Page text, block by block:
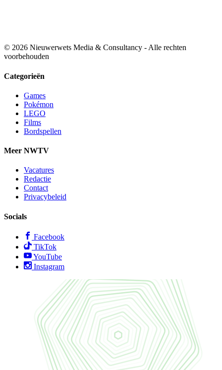
© 2026 Nieuwerwets Media & Consultancy - Alle rechten
voorbehouden
Categorieën
Games
Pokémon
LEGO
Films
Bordspellen
Meer NWTV
Vacatures
Redactie
Contact
Privacybeleid
Socials
Facebook
TikTok
YouTube
Instagram